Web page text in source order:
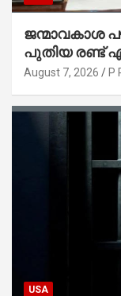
ജന്മാവകാശ
പുതിയ രണ്ട്
ട്രംപ്
August 7, 2026 P
USA